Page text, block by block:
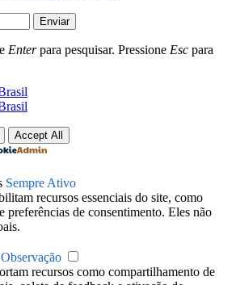
Enviar
Enterpara pesquisar. Pressione Esc para
Accept All
Sempre Ativo
recursos essenciais do site, como
preferências de consentimento. Eles não
Observação
recursos como compartilhamento de